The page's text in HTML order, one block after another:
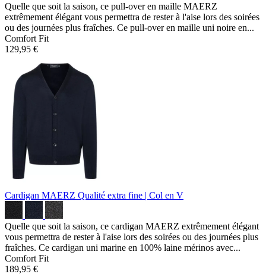
Quelle que soit la saison, ce pull-over en maille MAERZ
extrêmement élégant vous permettra de rester à l'aise lors des soirées
ou des journées plus fraîches. Ce pull-over en maille uni noire en...
Comfort Fit
129,95 €
Cardigan MAERZ Qualité extra fine | Col en V
Quelle que soit la saison, ce cardigan MAERZ extrêmement élégant
vous permettra de rester à l'aise lors des soirées ou des journées plus
fraîches. Ce cardigan uni marine en 100% laine mérinos avec...
Comfort Fit
189,95 €